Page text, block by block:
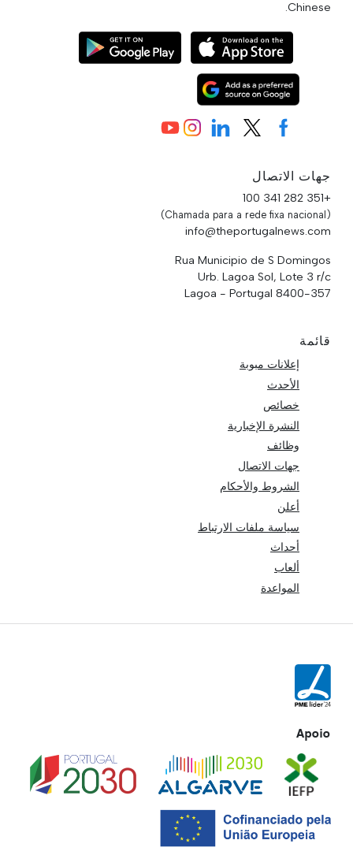
Chinese.
جهات الاتصال
+351 282 341 100
(Chamada para a rede fixa nacional)
info@theportugalnews.com
Rua Municipio de S Domingos
Urb. Lagoa Sol, Lote 3 r/c
8400-357 Lagoa - Portugal
قائمة
إعلانات مبوبة
الأحدث
خصائص
النشرة الإخبارية
وظائف
جهات الاتصال
الشروط والأحكام
أعلن
سياسة ملفات الارتباط
أحداث
ألعاب
المواعدة
Apoio